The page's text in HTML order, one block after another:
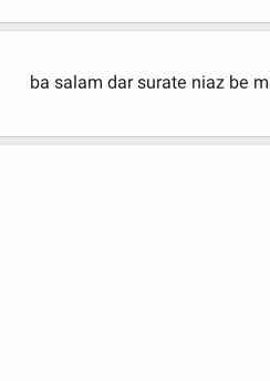
ba salam dar surate niaz be